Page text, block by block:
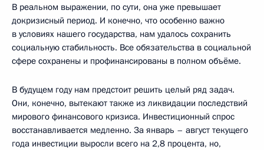
В реальном выражении, по сути, она уже превышает
докризисный период. И конечно, что особенно важно
в условиях нашего государства, нам удалось сохранить
социальную стабильность. Все обязательства в социальной
сфере сохранены и профинансированы в полном объёме.
В будущем году нам предстоит решить целый ряд задач.
Они, конечно, вытекают также из ликвидации последствий
мирового финансового кризиса. Инвестиционный спрос
восстанавливается медленно. За январь – август текущего
года инвестиции выросли всего на 2,8 процента, но,